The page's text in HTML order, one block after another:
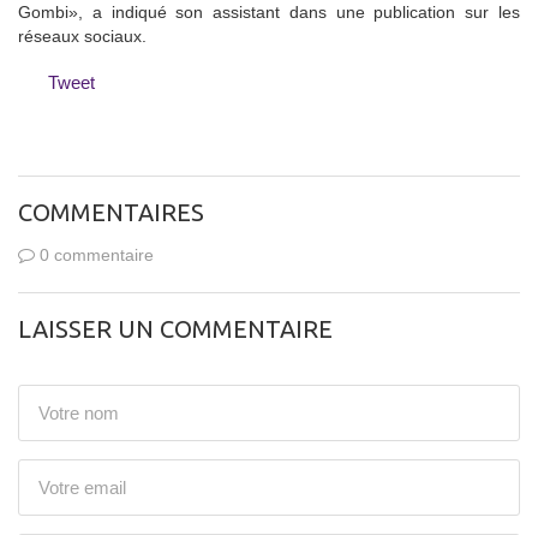
Gombi», a indiqué son assistant dans une publication sur les
réseaux sociaux.
Tweet
COMMENTAIRES
0 commentaire
LAISSER UN COMMENTAIRE